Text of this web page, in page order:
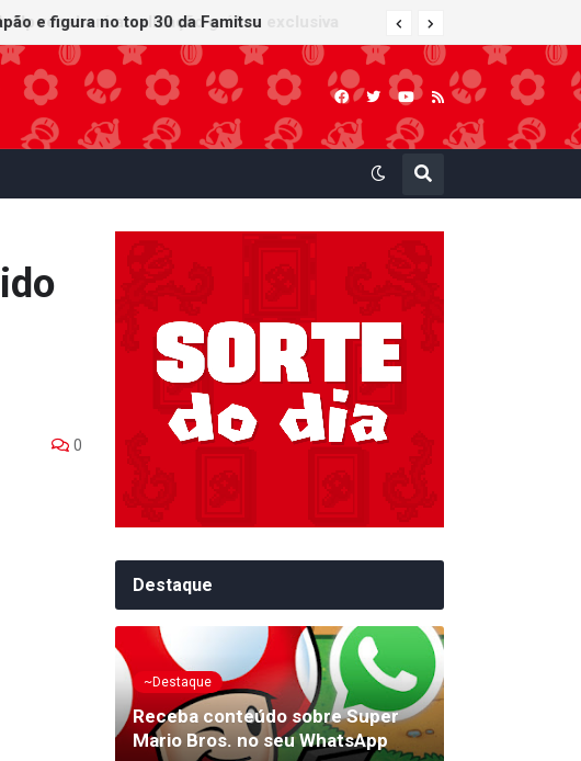
receberá atualização gráfica exclusiva
0
Destaque
~Destaque
Receba conteúdo sobre Super
Mario Bros. no seu WhatsApp